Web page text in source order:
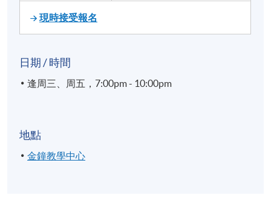
現時接受報名
日期 / 時間
逢周三、周五，7:00pm - 10:00pm
地點
金鐘教學中心